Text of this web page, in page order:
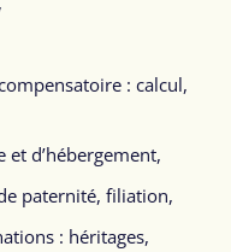
: calcul,
d’hébergement,
paternité, filiation,
: héritages,